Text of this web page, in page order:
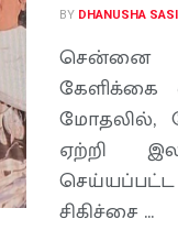
BY DHANUSHA
சென்னை
கேளிக்கை
மோதலில்,
ஏற்றி
செய்யப்பட்ட
சிகிச்சை ...